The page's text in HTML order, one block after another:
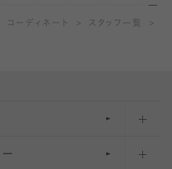
コーディネート
スタッフ一覧